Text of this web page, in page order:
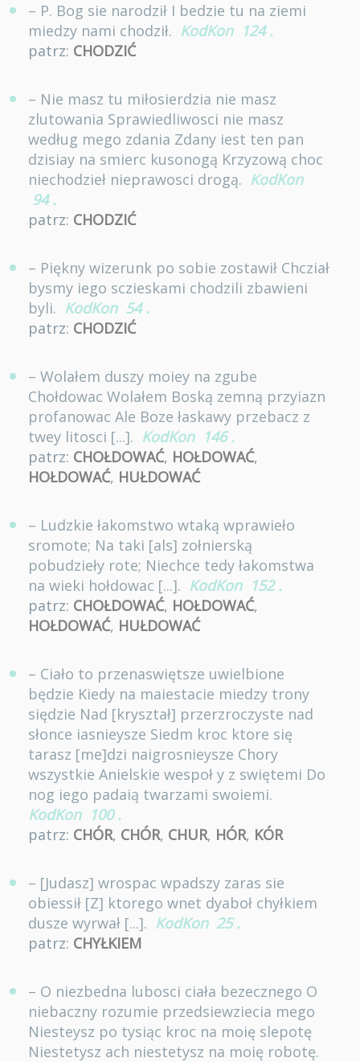
– P. Bog sie narodził I bedzie tu na ziemi
miedzy nami chodził. KodKon 124 .
patrz: CHODZIĆ
– Nie masz tu miłosierdzia nie masz
zlutowania Sprawiedliwosci nie masz
według mego zdania Zdany iest ten pan
dzisiay na smierc kusonogą Krzyzową choc
niechodzieł nieprawosci drogą. KodKon
94 .
patrz: CHODZIĆ
– Piękny wizerunk po sobie zostawił Chcział
bysmy iego sczieskami chodzili zbawieni
byli. KodKon 54 .
patrz: CHODZIĆ
– Wolałem duszy moiey na zgube
Chołdowac Wolałem Boską zemną przyiazn
profanowac Ale Boze łaskawy przebacz z
twey litosci [...]. KodKon 146 .
patrz: CHOŁDOWAĆ, HOŁDOWAĆ,
HOŁDOWAĆ, HUŁDOWAĆ
– Ludzkie łakomstwo wtaką wprawieło
sromote; Na taki [als] zołnierską
pobudzieły rote; Niechce tedy łakomstwa
na wieki hołdowac [...]. KodKon 152 .
patrz: CHOŁDOWAĆ, HOŁDOWAĆ,
HOŁDOWAĆ, HUŁDOWAĆ
– Ciało to przenaswiętsze uwielbione
będzie Kiedy na maiestacie miedzy trony
siędzie Nad [kryształ] przerzroczyste nad
słonce iasnieysze Siedm kroc ktore się
tarasz [me]dzi naigrosnieysze Chory
wszystkie Anielskie wespoł y z swiętemi Do
nog iego padaią twarzami swoiemi.
KodKon 100 .
patrz: CHÓR, CHÓR, CHUR, HÓR, KÓR
– [Judasz] wrospac wpadszy zaras sie
obiessił [Z] ktorego wnet dyaboł chyłkiem
dusze wyrwał [...]. KodKon 25 .
patrz: CHYŁKIEM
– O niezbedna lubosci ciała bezecznego O
niebaczny rozumie przedsiewziecia mego
Niesteysz po tysiąc kroc na moię slepotę
Niestetysz ach niestetysz na moię robotę.